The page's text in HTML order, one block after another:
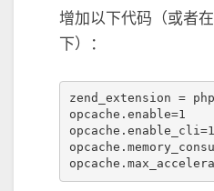
增加以下代码（或者
下）：
zend_extension =
opcache . enable=1
opcache . enable_cli=1
opcache .
opcache .